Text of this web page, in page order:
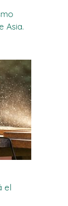
Asia.
el